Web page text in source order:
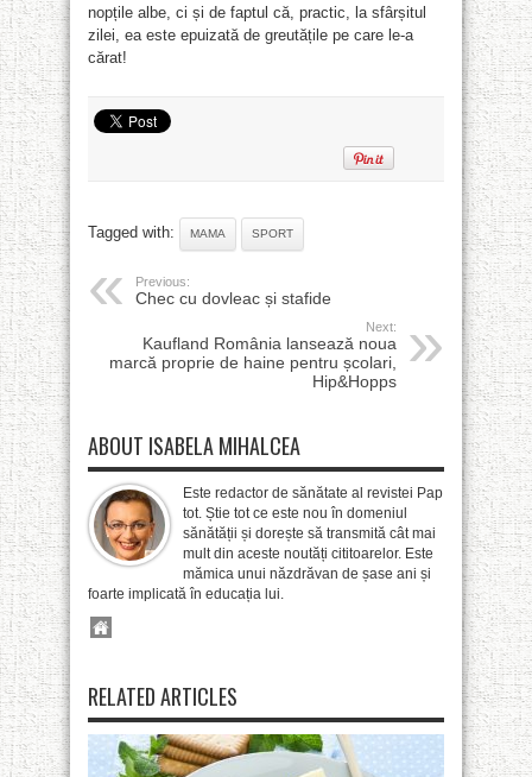
nopțile albe, ci și de faptul că, practic, la sfârșitul
zilei, ea este epuizată de greutățile pe care le-a
cărat!
Tagged with: MAMA SPORT
Previous:
Chec cu dovleac și stafide
Next:
Kaufland România lansează noua
marcă proprie de haine pentru școlari,
Hip&Hopps
ABOUT ISABELA MIHALCEA
Este redactor de sănătate al revistei Pap
tot. Știe tot ce este nou în domeniul
sănătății și dorește să transmită cât mai
mult din aceste noutăți cititoarelor. Este
mămica unui năzdrăvan de șase ani și
foarte implicată în educația lui.
RELATED ARTICLES